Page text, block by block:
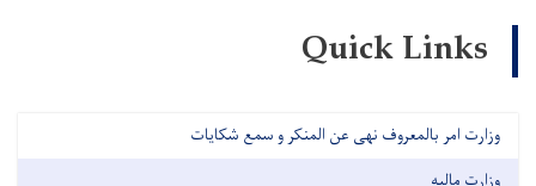
Quick Links
وزارت امر بالمعروف نهی عن المنکر و سمع شکایات